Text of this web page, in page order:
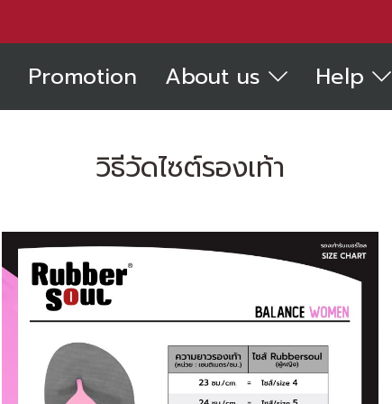
Promotion About us Help
วิธีวัดไซต์รองเท้า